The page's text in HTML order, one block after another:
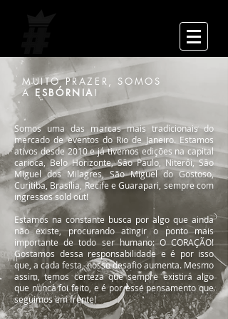
MUITO PRAZER, SOMOS
A ESBÓRNIA!
Somos uma das marcas mais tradicionais do
mercado de eventos do Rio de Janeiro. Estamos
ativos desde 2010 e já tivemos edições na capital
carioca, Belo Horizonte, São Paulo, Niterói, São
Miguel dos Milagres, São Miguel do Gostoso,
Curitiba, Brasília, Recife e Guarapari, sempre com
ingressos sold out!
Estamos na constante busca por algo que ainda
não existe, procurando atingir o ponto mais
importante de todo ser humano: O CORAÇÃO!
Gostamos dessa responsabilidade e é por isso
que, a cada festa, nosso desafio aumenta. Mesmo
assim, temos certeza que sempre existirá algo
que nunca foi feito, e é por esse pensamento que
seguimos em frente!